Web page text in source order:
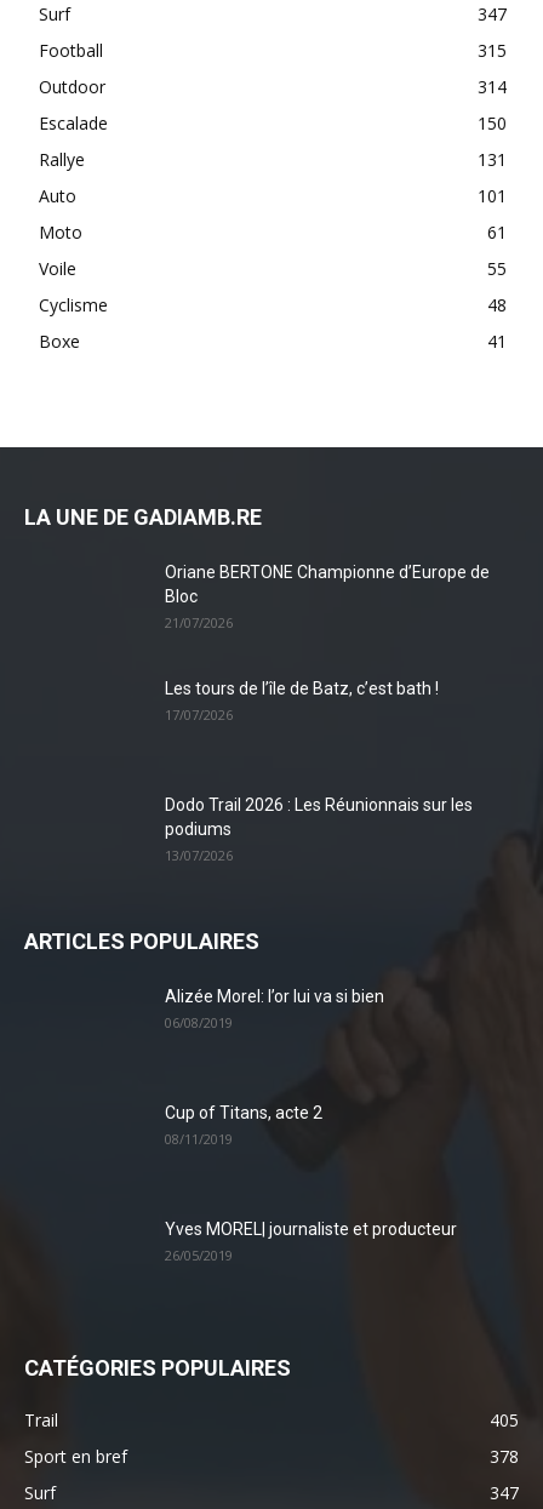
Surf
347
Football
315
Outdoor
314
Escalade
150
Rallye
131
Auto
101
Moto
61
Voile
55
Cyclisme
48
Boxe
41
LA UNE DE GADIAMB.RE
Oriane BERTONE Championne d’Europe de
Bloc
21/07/2026
Les tours de l’île de Batz, c’est bath !
17/07/2026
Dodo Trail 2026 : Les Réunionnais sur les
podiums
13/07/2026
ARTICLES POPULAIRES
Alizée Morel: l’or lui va si bien
06/08/2019
Cup of Titans, acte 2
08/11/2019
Yves MOREL| journaliste et producteur
26/05/2019
CATÉGORIES POPULAIRES
Trail
405
Sport en bref
378
Surf
347